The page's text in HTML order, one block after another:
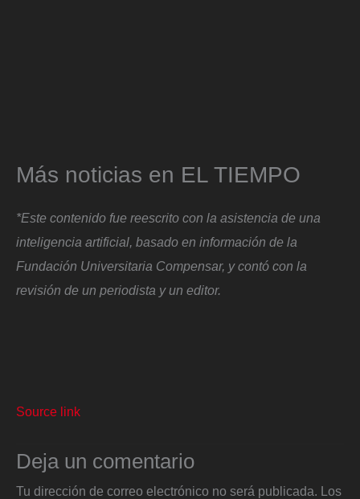
Más noticias en EL TIEMPO
*Este contenido fue reescrito con la asistencia de una
inteligencia artificial, basado en información de la
Fundación Universitaria Compensar, y contó con la
revisión de un periodista y un editor.
Source link
Deja un comentario
Tu dirección de correo electrónico no será publicada. Los